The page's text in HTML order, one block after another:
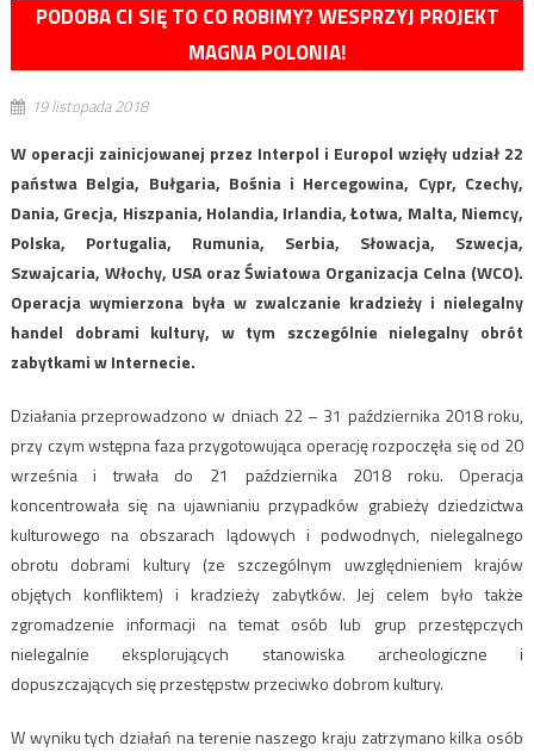
PODOBA CI SIĘ TO CO ROBIMY? WESPRZYJ PROJEKT
MAGNA POLONIA!
19 listopada 2018
W operacji zainicjowanej przez Interpol i Europol wzięły udział 22
państwa Belgia, Bułgaria, Bośnia i Hercegowina, Cypr, Czechy,
Dania, Grecja, Hiszpania, Holandia, Irlandia, Łotwa, Malta, Niemcy,
Polska, Portugalia, Rumunia, Serbia, Słowacja, Szwecja,
Szwajcaria, Włochy, USA oraz Światowa Organizacja Celna (WCO).
Operacja wymierzona była w zwalczanie kradzieży i nielegalny
handel dobrami kultury, w tym szczególnie nielegalny obrót
zabytkami w Internecie.
Działania przeprowadzono w dniach 22 – 31 października 2018 roku,
przy czym wstępna faza przygotowująca operację rozpoczęła się od 20
września i trwała do 21 października 2018 roku. Operacja
koncentrowała się na ujawnianiu przypadków grabieży dziedzictwa
kulturowego na obszarach lądowych i podwodnych, nielegalnego
obrotu dobrami kultury (ze szczególnym uwzględnieniem krajów
objętych konfliktem) i kradzieży zabytków. Jej celem było także
zgromadzenie informacji na temat osób lub grup przestępczych
nielegalnie eksplorujących stanowiska archeologiczne i
dopuszczających się przestępstw przeciwko dobrom kultury.
W wyniku tych działań na terenie naszego kraju zatrzymano kilka osób